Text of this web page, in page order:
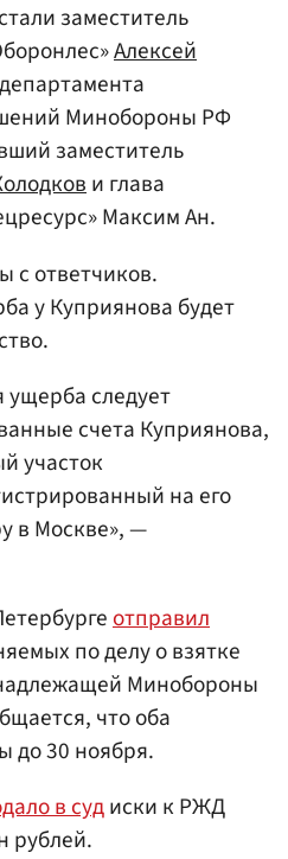
заместитель
Алексей
Минобороны РФ
заместитель
и глава
Максим Ан.
с ответчиков.
у Куприянова будет
следует
счета Куприянова,
участок
на его
в Москве», —
отправил
по делу о взятке
Минобороны
что оба
до 30 ноября.
в судиски к РЖД
рублей.